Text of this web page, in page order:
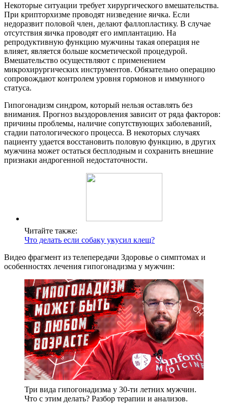
Некоторые ситуации требует хирургического вмешательства.
При крипторхизме проводят низведение яичка. Если
недоразвит половой член, делают фаллопластику. В случае
отсутствия яичка проводят его имплантацию. На
репродуктивную функцию мужчины такая операция не
влияет, является больше косметической процедурой.
Вмешательство осуществляют с применением
микрохирургических инструментов. Обязательно операцию
сопровождают контролем уровня гормонов и иммунного
статуса.
Гипогонадизм синдром, который нельзя оставлять без
внимания. Прогноз выздоровления зависит от ряда факторов:
причины проблемы, наличие сопутствующих заболеваний,
стадии патологического процесса. В некоторых случаях
пациенту удается восстановить половую функцию, в других
мужчина может остаться бесплодным и сохранить внешние
признаки андрогенной недостаточности.
Читайте также:
Что делать если собаку укусил клещ?
Видео фрагмент из телепередачи Здоровье о симптомах и
особенностях лечения гипогонадизма у мужчин:
Три вида гипогонадизма у 30-ти летних мужчин.
Что с этим делать? Разбор терапии и анализов.